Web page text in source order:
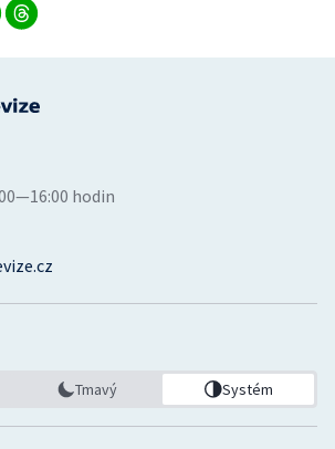
hodin
Tmavý Systém